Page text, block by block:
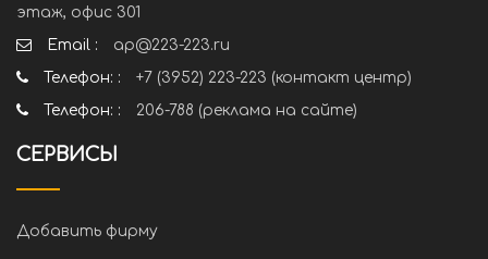
этаж, офис 301
Email :
ap@223-223.ru
Телефон: :
+7 (3952) 223-223 (контакт центр)
Телефон: :
206-788 (реклама на сайте)
СЕРВИСЫ
Добавить фирму